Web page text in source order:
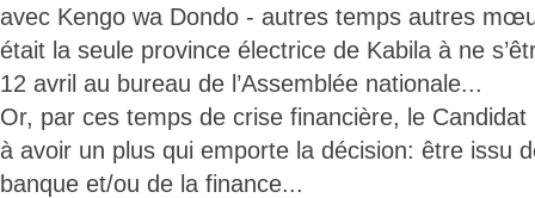
avec Kengo wa Dondo - autres temps autres
était la seule province électrice de Kabila à ne
12 avril au bureau de l’Assemblée nationale...
Or, par ces temps de crise financière, le
à avoir un plus qui emporte la décision: être issu
banque et/ou de la finance...